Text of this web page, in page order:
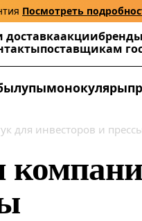
Посмотреть
доставкаакциибренды
поставщикам
лупымонокуляры
для инвесторов и прессы